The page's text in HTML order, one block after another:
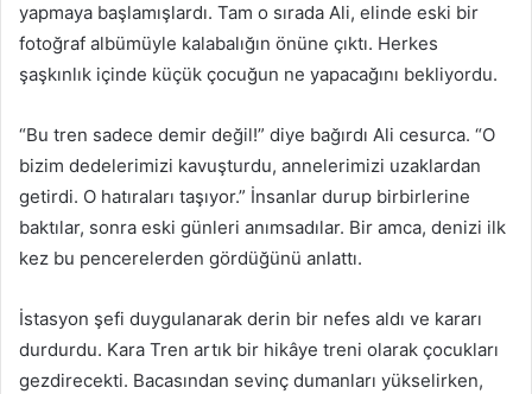
yapmaya başlamışlardı. Tam o sırada Ali, elinde eski bir
fotoğraf albümüyle kalabalığın önüne çıktı. Herkes
şaşkınlık içinde küçük çocuğun ne yapacağını bekliyordu.
“Bu tren sadece demir değil!” diye bağırdı Ali cesurca. “O
bizim dedelerimizi kavuşturdu, annelerimizi uzaklardan
getirdi. O hatıraları taşıyor.” İnsanlar durup birbirlerine
baktılar, sonra eski günleri anımsadılar. Bir amca, denizi ilk
kez bu pencerelerden gördüğünü anlattı.
İstasyon şefi duygulanarak derin bir nefes aldı ve kararı
durdurdu. Kara Tren artık bir hikâye treni olarak çocukları
gezdirecekti. Bacasından sevinç dumanları yükselirken,